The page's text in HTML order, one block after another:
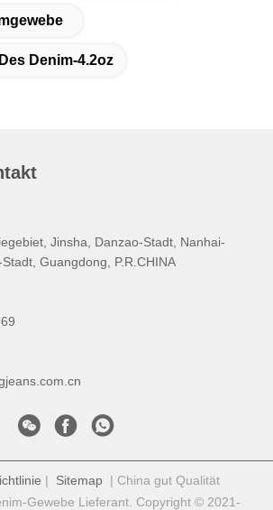
Denim-4.2oz
Jinsha, Danzao-Stadt, Nanhai-
Guangdong, P.R.CHINA
| Sitemap| China gut Qualität
Gewebe Lieferant. Copyright © 2021-